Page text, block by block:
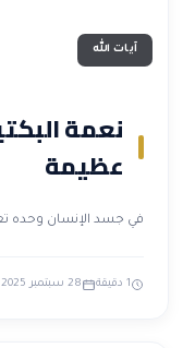
آيات الله
نعمة
عظيمة
في جسد الإنسان وحده
1 دقيقة 28 سبتمبر 2025